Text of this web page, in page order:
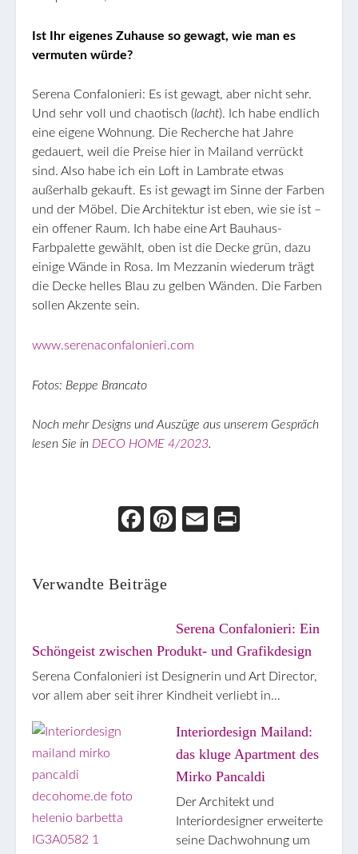
Ist Ihr eigenes Zuhause so gewagt, wie man es
vermuten würde?
Serena Confalonieri: Es ist gewagt, aber nicht sehr.
Und sehr voll und chaotisch (lacht). Ich habe endlich
eine eigene Wohnung. Die Recherche hat Jahre
gedauert, weil die Preise hier in Mailand verrückt
sind. Also habe ich ein Loft in Lambrate etwas
außerhalb gekauft. Es ist gewagt im Sinne der Farben
und der Möbel. Die Architektur ist eben, wie sie ist –
ein offener Raum. Ich habe eine Art Bauhaus-
Farbpalette gewählt, oben ist die Decke grün, dazu
einige Wände in Rosa. Im Mezzanin wiederum trägt
die Decke helles Blau zu gelben Wänden. Die Farben
sollen Akzente sein.
www.serenaconfalonieri.com
Fotos: Beppe Brancato
Noch mehr Designs und Auszüge aus unserem Gespräch
lesen Sie in DECO HOME 4/2023.
Face
Pint
Ema
Verwandte Beiträge
Serena Confalonieri: Ein
Schöngeist zwischen Produkt- und Grafikdesign
Serena Confalonieri ist Designerin und Art Director,
vor allem aber seit ihrer Kindheit verliebt in…
Interiordesign Mailand:
das kluge Apartment des
Mirko Pancaldi
Der Architekt und
Interiordesigner erweiterte
seine Dachwohnung um